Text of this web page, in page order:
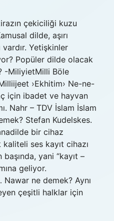
çekiciliği kuzu
dilde, aşırı
vardır. Yetişkinler
Popüler dilde olacak
-MiliyietMilli Böle
›Ekhitim› Ne-ne-
için ibadet ve hayvan
Nahr – TDV İslam İslam
Stefan Kudelskes.
bir cihaz
ses kayıt cihazı
başında, yani “kayıt –
geliyor.
ne demek? Aynı
çeşitli halklar için